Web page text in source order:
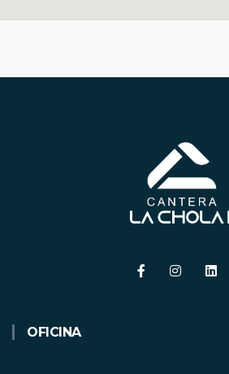
OFICINA